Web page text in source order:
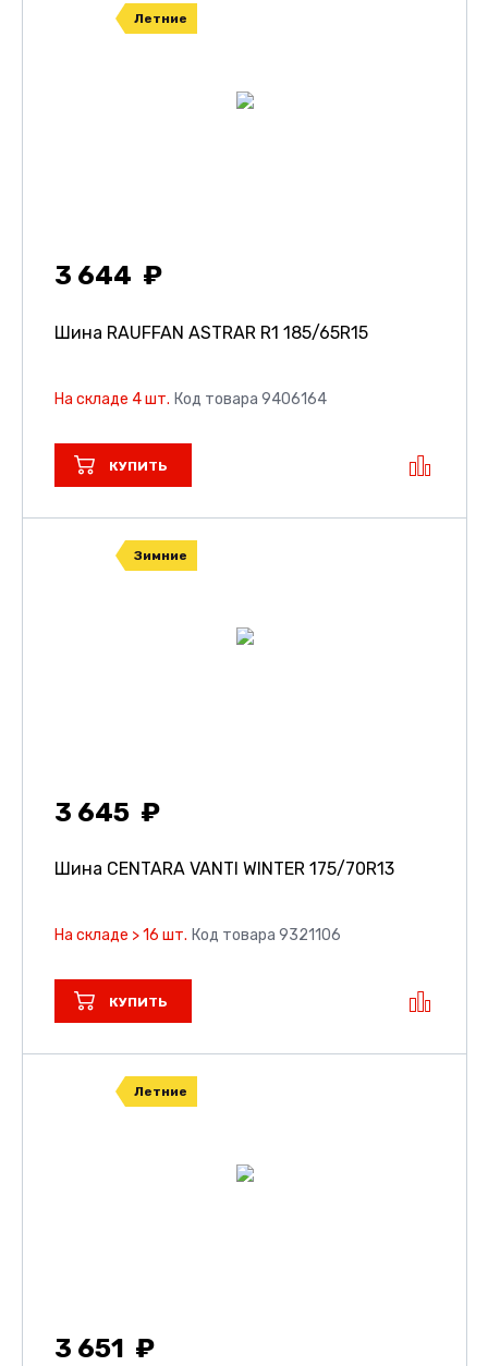
Летние
3 644
Шина RAUFFAN ASTRAR R1 185/65R15
На складе 4 шт. Код товара 9406164
КУПИТЬ
Зимние
3 645
Шина CENTARA VANTI WINTER 175/70R13
На складе > 16 шт. Код товара 9321106
КУПИТЬ
Летние
3 651